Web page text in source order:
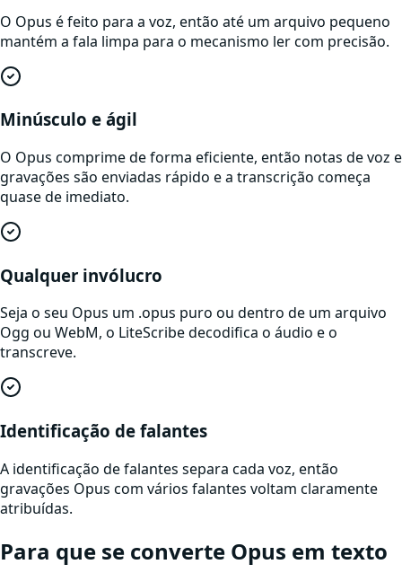
O Opus é feito para a voz, então até um arquivo pequeno
mantém a fala limpa para o mecanismo ler com precisão.
Minúsculo e ágil
O Opus comprime de forma eficiente, então notas de voz e
gravações são enviadas rápido e a transcrição começa
quase de imediato.
Qualquer invólucro
Seja o seu Opus um .opus puro ou dentro de um arquivo
Ogg ou WebM, o LiteScribe decodifica o áudio e o
transcreve.
Identificação de falantes
A identificação de falantes separa cada voz, então
gravações Opus com vários falantes voltam claramente
atribuídas.
Para que se converte Opus em texto